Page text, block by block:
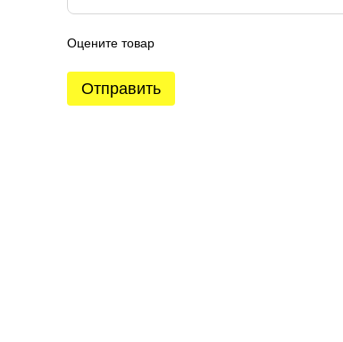
Оцените товар
Отправить